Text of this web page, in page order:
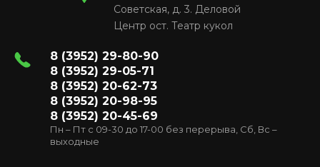
Советская, д. 3. Деловой
Центр ост. Театр кукол
8 (3952) 29-80-90
8 (3952) 29-05-71
8 (3952) 20-62-73
8 (3952) 20-98-95
8 (3952) 20-45-69
Пн – Пт с 09-30 до 17-00 без перерыва, Сб, Вс –
выходные